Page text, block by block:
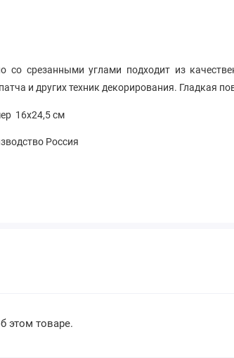
со срезанными углами подходит из
и других техник декорирования. Гладкая
16х24,5 см
Россия
этом товаре.